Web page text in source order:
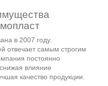
в 2007 году.
отвечает самым строгим
постоянно
влияние
качество продукции.